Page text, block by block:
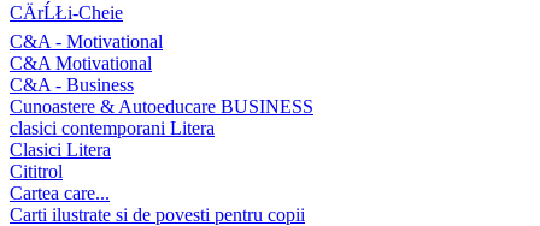
CÄrĹŁi-Cheie
C&A - Motivational
C&A Motivational
C&A - Business
Cunoastere & Autoeducare BUSINESS
clasici contemporani Litera
Clasici Litera
Cititrol
Cartea care...
Carti ilustrate si de povesti pentru copii